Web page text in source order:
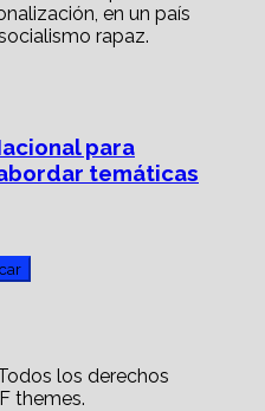
para
temáticas
los derechos
themes.